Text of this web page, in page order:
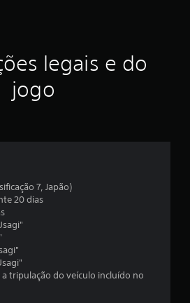
ç
legais e do
jogo
7, Japão)
20 dias
a tripulação do veículo incluído no